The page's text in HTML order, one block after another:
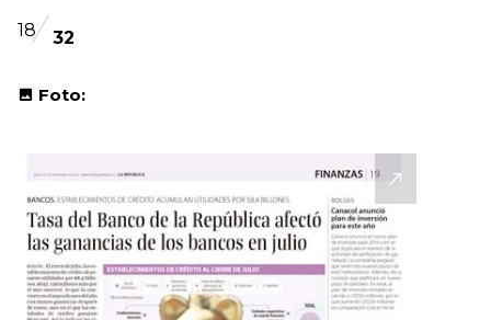
18 32
Foto: